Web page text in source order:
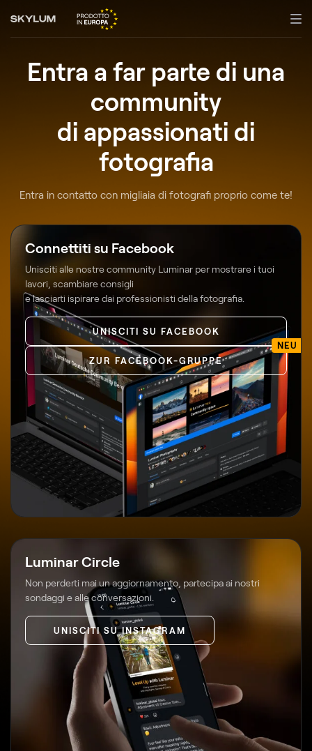
Entra a far parte di una
community
di appassionati di
fotografia
Entra in contatto con migliaia di fotografi proprio come te!
Connettiti su Facebook
Unisciti alle nostre community Luminar per mostrare i tuoi
lavori, scambiare consigli
e lasciarti ispirare dai professionisti della fotografia.
UNISCITI SU FACEBOOK
ZUR FACEBOOK-GRUPPE
NEU
Luminar Circle
Non perderti mai un aggiornamento, partecipa ai nostri
sondaggi e alle conversazioni.
UNISCITI SU INSTAGRAM